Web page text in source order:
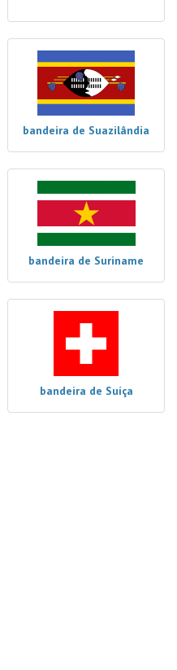
bandeira de Suazilândia
bandeira de Suriname
bandeira de Suíça